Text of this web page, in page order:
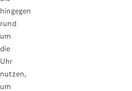
hingegen
rund
um
die
Uhr
nutzen,
um